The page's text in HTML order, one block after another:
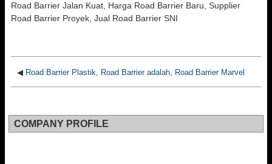
Road Barrier Jalan Kuat, Harga Road Barrier Baru, Supplier
Road Barrier Proyek, Jual Road Barrier SNI
◀ Road Barrier Plastik, Road Barrier adalah, Road Barrier Marvel
COMPANY PROFILE